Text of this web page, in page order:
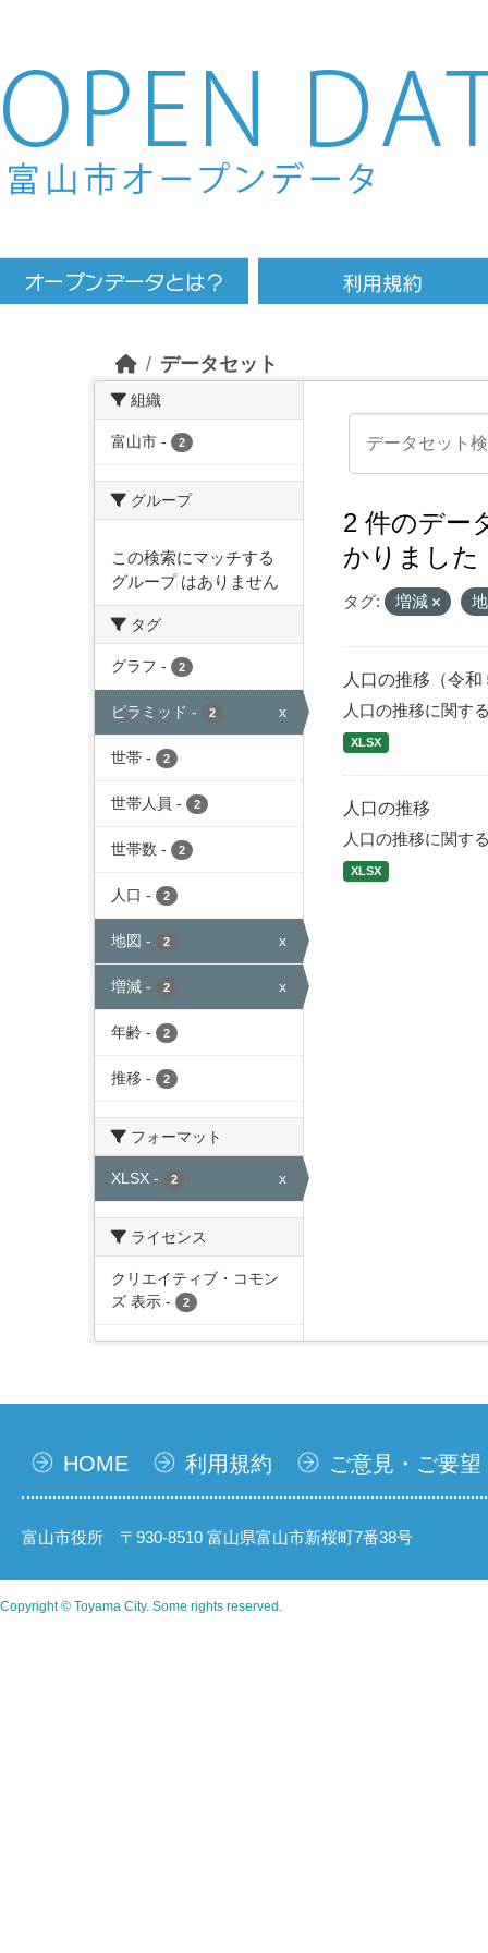
Skip to main content
データセット
組織
富山市 - 2
グループ
この検索にマッチする
グループ はありません
タグ
グラフ - 2
ピラミッド - 2 x
世帯 - 2
世帯人員 - 2
世帯数 - 2
人口 - 2
地図 - 2 x
増減 - 2 x
年齢 - 2
推移 - 2
フォーマット
XLSX - 2 x
ライセンス
クリエイティブ・コモン
ズ 表示 - 2
2 件のデー
かりました
タグ: 増減
人口の推移（令和
人口の推移に関す
XLSX
人口の推移
人口の推移に関す
XLSX
HOME 利用規約 ご意見・ご要望
富山市役所 〒930-8510 富山県富山市新桜町7番38号
Copyright © Toyama City. Some rights reserved.